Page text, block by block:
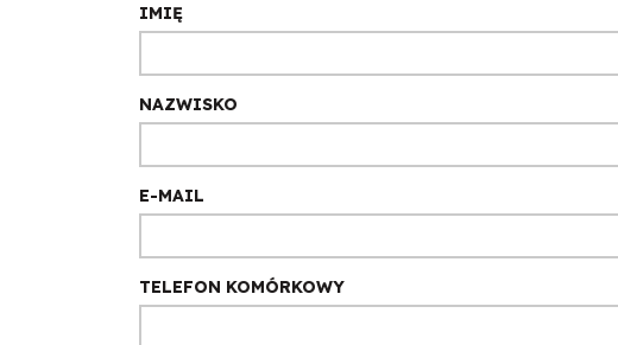
IMIĘ
NAZWISKO
E-MAIL
TELEFON KOMÓRKOWY